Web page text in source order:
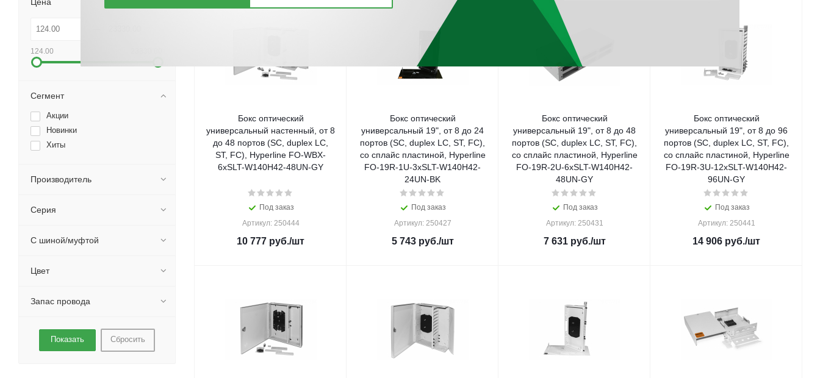
Бокс оптический
универсальный настенный, от 8
до 48 портов (SC, duplex LC,
ST, FC), Hyperline FO-WBX-
6xSLT-W140H42-48UN-GY
Под заказ
Артикул: 250444
10 777 руб./шт
Бокс оптический
универсальный 19", от 8 до 24
портов (SC, duplex LC, ST, FC),
со сплайс пластиной, Hyperline
FO-19R-1U-3xSLT-W140H42-
24UN-BK
Под заказ
Артикул: 250427
5 743руб./шт
Бокс оптический
универсальный 19", от 8 до 48
портов (SC, duplex LC, ST, FC),
со сплайс пластиной, Hyperline
FO-19R-2U-6xSLT-W140H42-
48UN-GY
Под заказ
Артикул: 250431
7 631руб./шт
Бокс оптический
универсальный 19", от 8 до 96
портов (SC, duplex LC, ST, FC),
со сплайс пластиной, Hyperline
FO-19R-3U-12xSLT-W140H42-
96UN-GY
Под заказ
Артикул: 250441
14 906 руб./шт
124.00
Сегмент
Акции
Новинки
Хиты
Производитель
Серия
С шиной/муфтой
Цвет
Запас провода
Сбросить